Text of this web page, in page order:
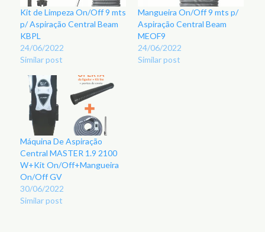
Kit de Limpeza On/Off 9 mts
p/ Aspiração Central Beam
KBPL
24/06/2022
Similar post
Mangueira On/Off 9 mts p/
Aspiração Central Beam
MEOF9
24/06/2022
Similar post
Máquina De Aspiração
Central MASTER 1.9 2100
W+Kit On/Off+Mangueira
On/Off GV
30/06/2022
Similar post